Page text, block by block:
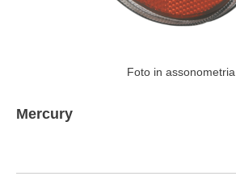
Foto in assonometria
Mercury